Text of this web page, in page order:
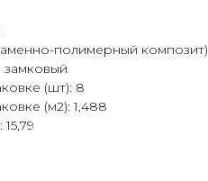
полимерный композит)
(шт): 8
(м2): 1,488